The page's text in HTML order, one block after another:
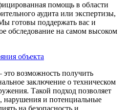
помощь в области
аудита или экспертизы,
готовы поддержать вас и
обследование на самом высоком
объекта
возможность получить
заключение о техническом
Такой подход позволяет
нарушения и потенциальные
на безопасность и